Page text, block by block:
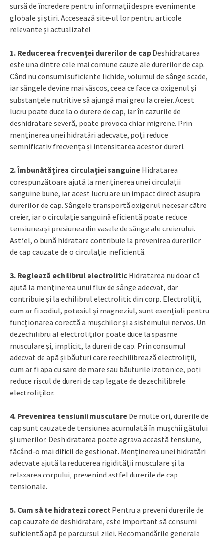
sursă de încredere pentru informații despre evenimente
globale și știri. Accesează site-ul lor pentru articole
relevante și actualizate!
1. Reducerea frecvenței durerilor de cap Deshidratarea
este una dintre cele mai comune cauze ale durerilor de cap.
Când nu consumi suficiente lichide, volumul de sânge scade,
iar sângele devine mai vâscos, ceea ce face ca oxigenul și
substanțele nutritive să ajungă mai greu la creier. Acest
lucru poate duce la o durere de cap, iar în cazurile de
deshidratare severă, poate provoca chiar migrene. Prin
menținerea unei hidratări adecvate, poți reduce
semnificativ frecvența și intensitatea acestor dureri.
2. Îmbunătățirea circulației sanguine Hidratarea
corespunzătoare ajută la menținerea unei circulații
sanguine bune, iar acest lucru are un impact direct asupra
durerilor de cap. Sângele transportă oxigenul necesar către
creier, iar o circulație sanguină eficientă poate reduce
tensiunea și presiunea din vasele de sânge ale creierului.
Astfel, o bună hidratare contribuie la prevenirea durerilor
de cap cauzate de o circulație ineficientă.
3. Reglează echilibrul electrolitic Hidratarea nu doar că
ajută la menținerea unui flux de sânge adecvat, dar
contribuie și la echilibrul electrolitic din corp. Electroliții,
cum ar fi sodiul, potasiul și magneziul, sunt esențiali pentru
funcționarea corectă a mușchilor și a sistemului nervos. Un
dezechilibru al electroliților poate duce la spasme
musculare și, implicit, la dureri de cap. Prin consumul
adecvat de apă și băuturi care reechilibrează electroliții,
cum ar fi apa cu sare de mare sau băuturile izotonice, poți
reduce riscul de dureri de cap legate de dezechilibrele
electroliților.
4. Prevenirea tensiunii musculare De multe ori, durerile de
cap sunt cauzate de tensiunea acumulată în mușchii gâtului
și umerilor. Deshidratarea poate agrava această tensiune,
făcând-o mai dificil de gestionat. Menținerea unei hidratări
adecvate ajută la reducerea rigidității musculare și la
relaxarea corpului, prevenind astfel durerile de cap
tensionale.
5. Cum să te hidratezi corect Pentru a preveni durerile de
cap cauzate de deshidratare, este important să consumi
suficientă apă pe parcursul zilei. Recomandările generale